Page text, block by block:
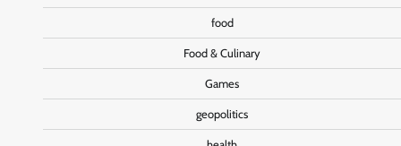
food
Food & Culinary
Games
geopolitics